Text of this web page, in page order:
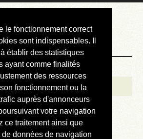
le fonctionnement correct
sont indispensables. Il
établir des statistiques
ayant comme finalités
des ressources
fonctionnement ou la
auprès d'annonceurs
votre navigation
ce traitement ainsi que
de données de navigation
LE »